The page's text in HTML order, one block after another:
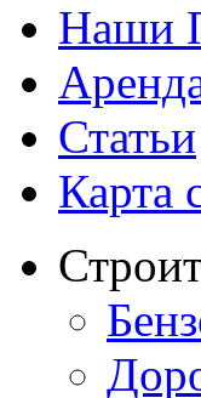
Наши
Статьи
Карта